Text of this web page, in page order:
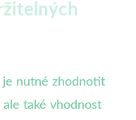
je nutné zhodnotit
také vhodnost